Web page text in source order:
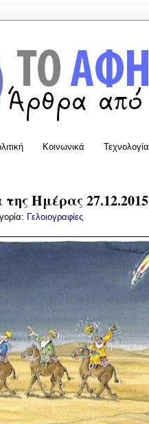
Κοινωνικά Τεχνολογία
Ημέρας 27.12.2015
Γελοιογραφίες